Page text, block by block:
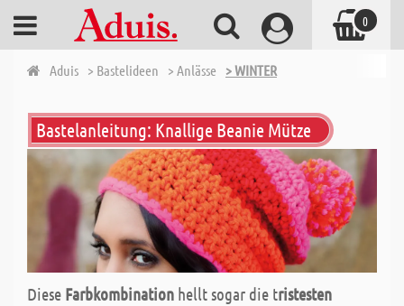
Aduis > Bastelideen > Anlässe > WINTER
Bastelanleitung: Knallige Beanie Mütze
Diese Farbkombination hellt sogar die tristesten
0